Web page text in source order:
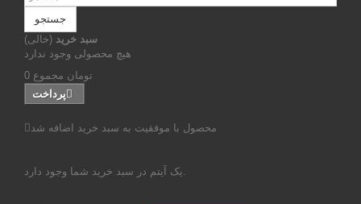
جستجو
سبد خرید (خالی)
هیچ محصولی وجود ندارد
0 تومان مجموع
پرداخت
محصول با موفقیت به سبد خرید اضافه شد
یک آیتم در سبد خرید شما وجود دارد.